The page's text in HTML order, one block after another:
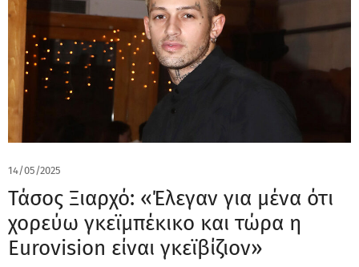
14/05/2025
Τάσος Ξιαρχό: «Έλεγαν για μένα ότι
χορεύω γκεϊμπέκικο και τώρα η
Eurovision είναι γκεϊβίζιον»